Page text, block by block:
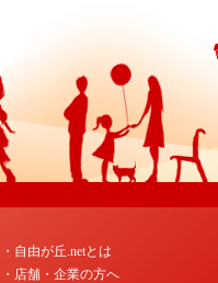
・自由が丘.netとは
・店舗・企業の方へ